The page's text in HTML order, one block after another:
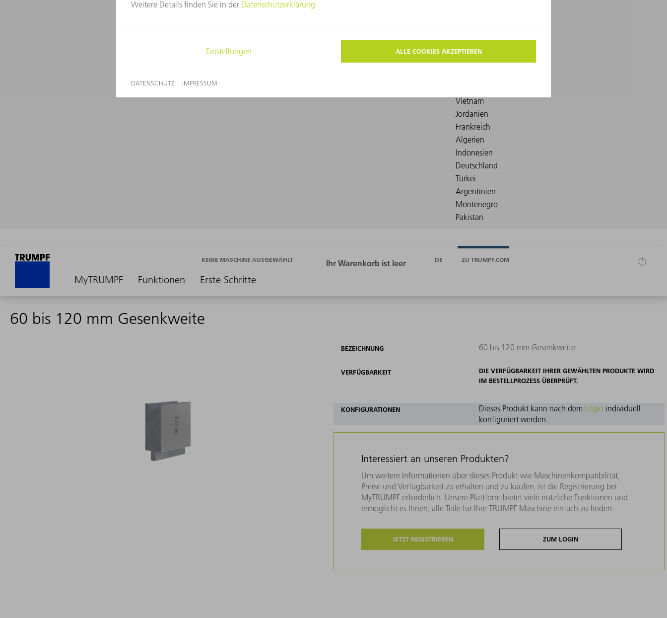
MyTRUMPF Funktionen Erste Schritte
KEINE MASCHINE AUSGEWÄHLT DE ZU TRUMPF.COM
60 bis 120 mm Gesenkweite
BEZEICHNUNG 60 bis 120 mm Gesenkweite
VERFÜGBARKEIT
DIE VERFÜGBARKEIT IHRER GEWÄHLTEN PRODUKTE WIRD
IM BESTELLPROZESS ÜBERPRÜFT.
KONFIGURATIONEN Dieses Produkt kann nach dem Login individuell
konfiguriert werden.
Interessiert an unseren Produkten?
Um weitere Informationen über dieses Produkt wie Maschinenkompatibilität,
Preise und Verfügbarkeit zu erhalten und zu kaufen, ist die Registrierung bei
MyTRUMPF erforderlich. Unsere Plattform bietet viele nützliche Funktionen und
ermöglicht es Ihnen, alle Teile für Ihre TRUMPF Maschine einfach zu finden.
JETZT REGISTRIEREN ZUM LOGIN